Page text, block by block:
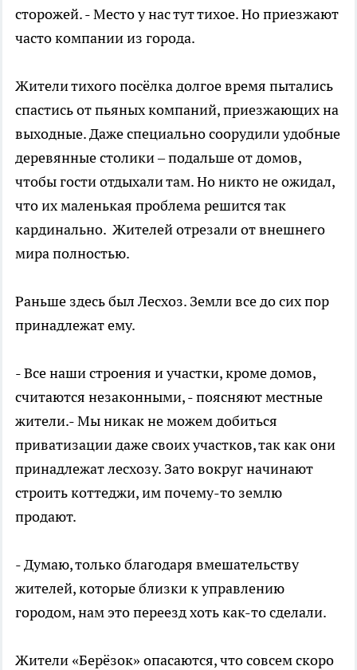
сторожей. - Место у нас тут тихое. Но приезжают
часто компании из города.
Жители тихого посёлка долгое время пытались
спастись от пьяных компаний, приезжающих на
выходные. Даже специально соорудили удобные
деревянные столики – подальше от домов,
чтобы гости отдыхали там. Но никто не ожидал,
что их маленькая проблема решится так
кардинально. Жителей отрезали от внешнего
мира полностью.
Раньше здесь был Лесхоз. Земли все до сих пор
принадлежат ему.
- Все наши строения и участки, кроме домов,
считаются незаконными, - поясняют местные
жители.- Мы никак не можем добиться
приватизации даже своих участков, так как они
принадлежат лесхозу. Зато вокруг начинают
строить коттеджи, им почему-то землю
продают.
- Думаю, только благодаря вмешательству
жителей, которые близки к управлению
городом, нам это переезд хоть как-то сделали.
Жители «Берёзок» опасаются, что совсем скоро